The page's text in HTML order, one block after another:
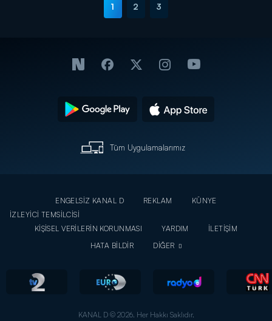
1 2 3
Tüm Uygulamalarımız
ENGELSİZ KANAL D REKLAM
KÜNYE
İZLEYİCİ TEMSİLCİSİ
KİŞİSEL VERİLERİN KORUNMASI
YARDIM
İLETİŞİM
HATA BİLDİR
DİĞER
KANAL D © 2026. Her Hakkı Saklıdır.